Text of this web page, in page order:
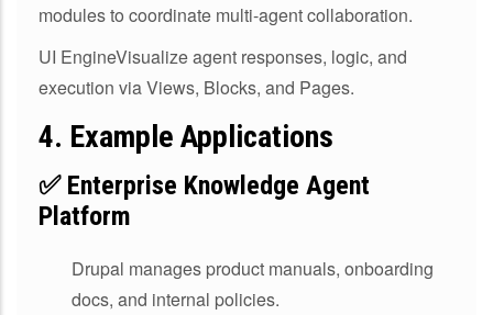
modules to coordinate multi-agent collaboration.
UI EngineVisualize agent responses, logic, and
execution via Views, Blocks, and Pages.
4. Example Applications
✅ Enterprise Knowledge Agent
Platform
Drupal manages product manuals, onboarding
docs, and internal policies.